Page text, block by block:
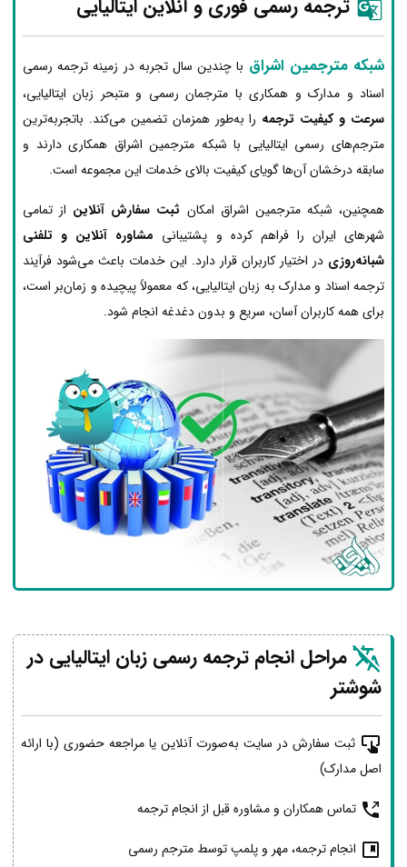
ترجمه رسمی فوری و آنلاین ایتالیایی
شبکه مترجمین اشراق با چندین سال تجربه در زمینه ترجمه رسمی
اسناد و مدارک و همکاری با مترجمان رسمی و متبحر زبان ایتالیایی،
سرعت و کیفیت ترجمه را به‌طور همزمان تضمین می‌کند. باتجربه‌ترین
مترجم‌های رسمی ایتالیایی با شبکه مترجمین اشراق همکاری دارند و
سابقه درخشان آن‌ها گویای کیفیت بالای خدمات این مجموعه است.
همچنین، شبکه مترجمین اشراق امکان ثبت سفارش آنلاین از تمامی
شهرهای ایران را فراهم کرده و پشتیبانی مشاوره آنلاین و تلفنی
شبانه‌روزی در اختیار کاربران قرار دارد. این خدمات باعث می‌شود فرآیند
ترجمه اسناد و مدارک به زبان ایتالیایی، که معمولاً پیچیده و زمان‌بر است،
برای همه کاربران آسان، سریع و بدون دغدغه انجام شود.
مراحل انجام ترجمه رسمی زبان ایتالیایی در
شوشتر
ثبت سفارش در سایت به‌صورت آنلاین یا مراجعه حضوری (با ارائه
اصل مدارک)
تماس همکاران و مشاوره قبل از انجام ترجمه
انجام ترجمه، مهر و پلمپ توسط مترجم رسمی